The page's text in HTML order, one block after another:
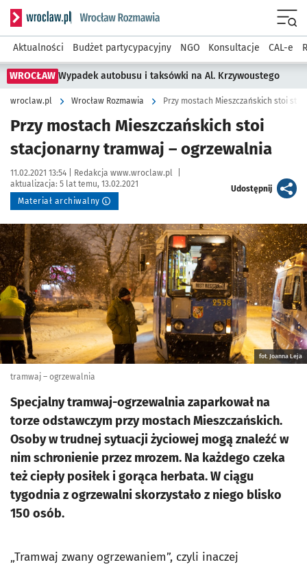
Serwis informacyjny wroclaw.pl podserwis: Rozmawia
Aktualności Budżet partycypacyjny NGO Konsultacje CAL-e
WROCŁAW Wypadek autobusu i taksówki na Al. Krzywoustego
wroclaw.pl Wrocław Rozmawia Przy mostach Mieszczańskich stoi
Przy mostach Mieszczańskich stoi
stacjonarny tramwaj – ogrzewalnia
Data publikacji:
11.02.2021 13:54 | Autor:
Redakcja www.wroclaw.pl
aktualizacja: 5 lat temu, 13.02.2021
Materiał archiwalny
Udostępnijartykuł
Kliknij, aby powiększyć
fot. Joanna Leja
tramwaj – ogrzewalnia
Specjalny tramwaj-ogrzewalnia zaparkował na
torze odstawczym przy mostach Mieszczańskich.
Osoby w trudnej sytuacji życiowej mogą znaleźć w
nim schronienie przez mrozem. Na każdego czeka
też ciepły posiłek i gorąca herbata. W ciągu
tygodnia z ogrzewalni skorzystało z niego blisko
150 osób.
„Tramwaj zwany ogrzewaniem”, czyli inaczej